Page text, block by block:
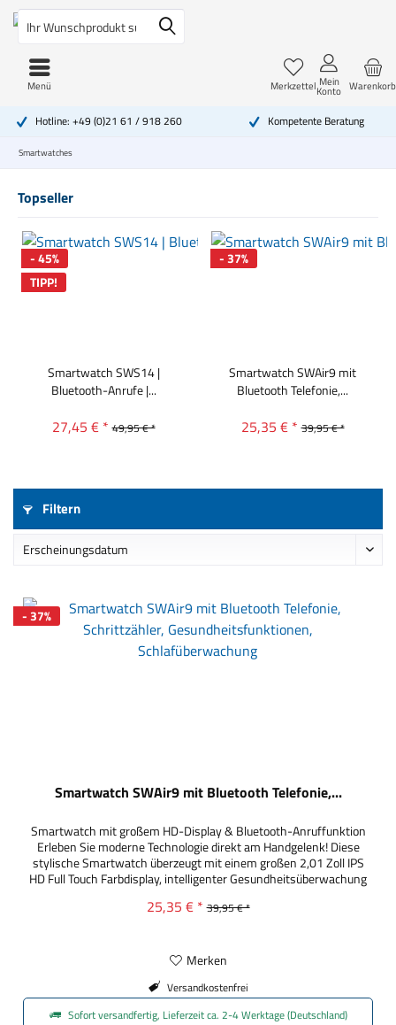
Hotline: +49 (0)21 61 / 918 260 Kompetente Beratung
Warenkorb
Merkzettel Mein
Konto
Menü
Smartwatches
Topseller
- 45%
TIPP!
Smartwatch SWS14 |
Bluetooth-Anrufe |...
27,45 € * 49,95 € *
- 37%
Smartwatch SWAir9 mit
Bluetooth Telefonie,...
25,35 € * 39,95 € *
Filtern
- 37%
Smartwatch SWAir9 mit Bluetooth Telefonie,...
Smartwatch mit großem HD-Display & Bluetooth-Anruffunktion
Erleben Sie moderne Technologie direkt am Handgelenk! Diese
stylische Smartwatch überzeugt mit einem großen 2,01 Zoll IPS
HD Full Touch Farbdisplay, intelligenter Gesundheitsüberwachung
Fitness und Freizeit. Highlights auf einen Blick Großes 2,01 Zoll /...
25,35 € * 39,95 € *
Merken
Versandkostenfrei
Sofort versandfertig, Lieferzeit ca. 2-4 Werktage (Deutschland)